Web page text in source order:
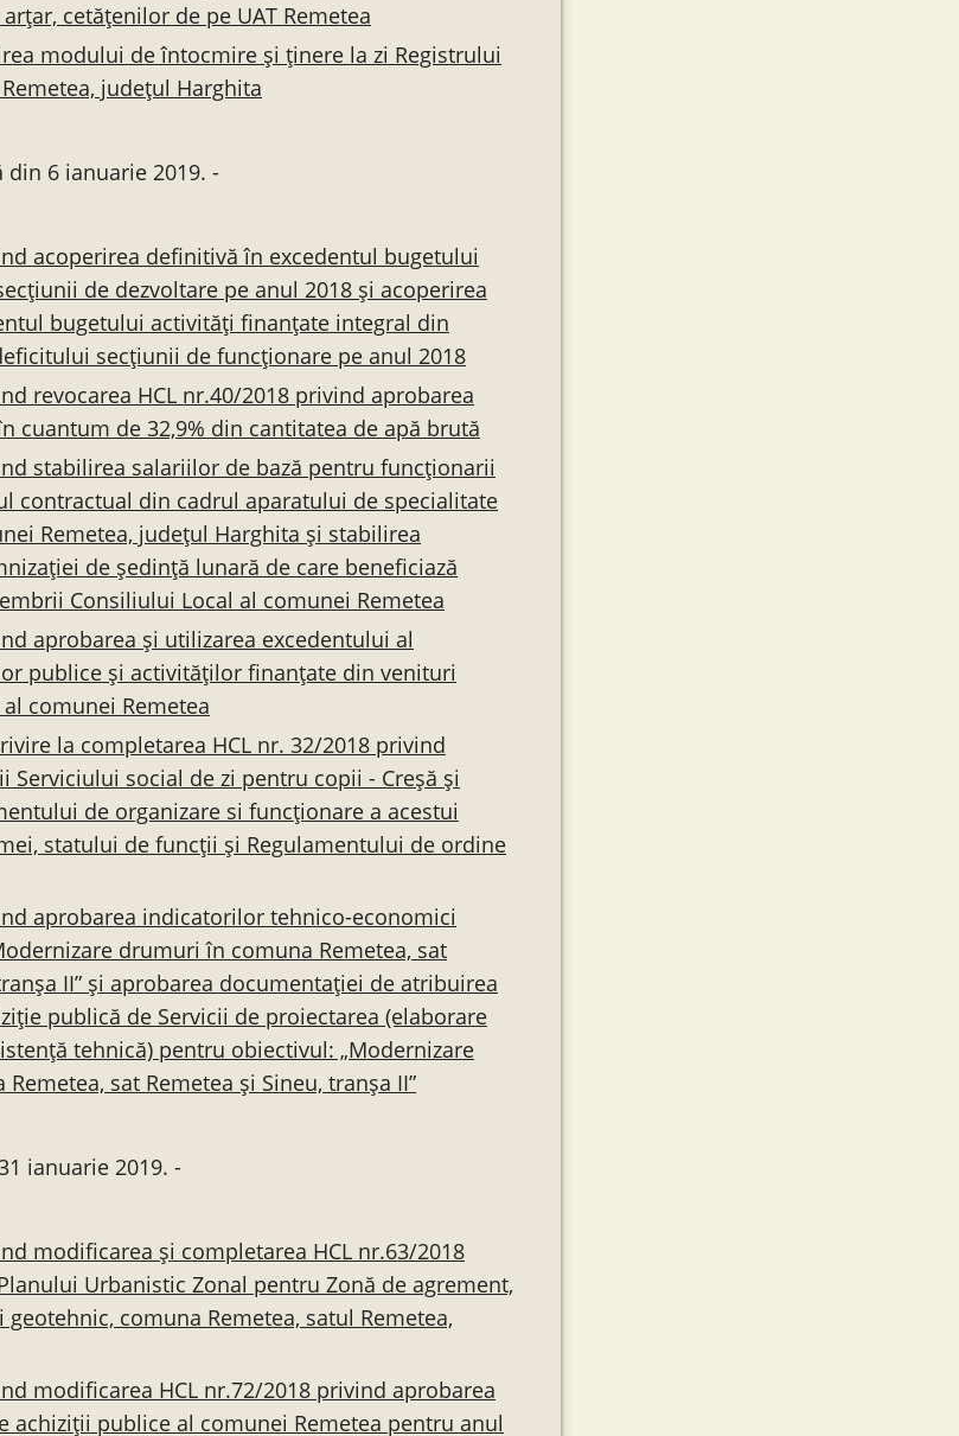
cetățenilor de pe UAT Remetea
modului de întocmire și ținere la zi Registrului
județul Harghita
6 ianuarie 2019. -
acoperirea definitivă în excedentul bugetului
de dezvoltare pe anul 2018 și acoperirea
bugetului activități finanțate integral din
secțiunii de funcționare pe anul 2018
revocarea HCL nr.40/2018 privind aprobarea
cuantum de 32,9% din cantitatea de apă brută
stabilirea salariilor de bază pentru funcționarii
contractual din cadrul aparatului de specialitate
Remetea, județul Harghita și stabilirea
de şedinţă lunară de care beneficiază
Consiliului Local al comunei Remetea
aprobarea şi utilizarea excedentului al
publice și activităților finanțate din venituri
comunei Remetea
la completarea HCL nr. 32/2018 privind
Serviciului social de zi pentru copii - Creșă și
de organizare si funcționare a acestui
statului de funcții și Regulamentului de ordine
aprobarea indicatorilor tehnico-economici
drumuri în comuna Remetea, sat
II” și aprobarea documentației de atribuirea
publică de Servicii de proiectarea (elaborare
tehnică) pentru obiectivul: „Modernizare
sat Remetea și Sineu, tranșa II”
ianuarie 2019. -
modificarea și completarea HCL nr.63/2018
Urbanistic Zonal pentru Zonă de agrement,
comuna Remetea, satul Remetea,
modificarea HCL nr.72/2018 privind aprobarea
achiziții publice al comunei Remetea pentru anul